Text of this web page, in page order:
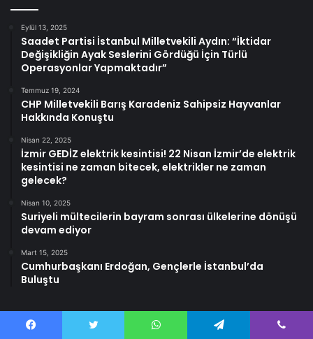
Eylül 13, 2025
Saadet Partisi İstanbul Milletvekili Aydın: “İktidar
Değişikliğin Ayak Seslerini Gördüğü İçin Türlü
Operasyonlar Yapmaktadır”
Temmuz 19, 2024
CHP Milletvekili Barış Karadeniz Sahipsiz Hayvanlar
Hakkında Konuştu
Nisan 22, 2025
İzmir GEDİZ elektrik kesintisi! 22 Nisan İzmir’de elektrik
kesintisi ne zaman bitecek, elektrikler ne zaman
gelecek?
Nisan 10, 2025
Suriyeli mültecilerin bayram sonrası ülkelerine dönüşü
devam ediyor
Mart 15, 2025
Cumhurbaşkanı Erdoğan, Gençlerle İstanbul’da
Buluştu